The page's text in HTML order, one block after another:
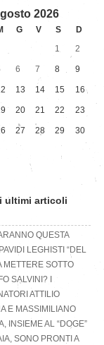
2026
G V S
D
1
2
6 7 8 9
13 14 15 16
20 21 22 23
27 28 29 30
ultimi articoli
QUESTA
LEGHISTI “DEL
METTERE SOTTO
SALVINI? I
ATTILIO
E MASSIMILIANO
INSIEME AL “DOGE”
SONO PRONTI A